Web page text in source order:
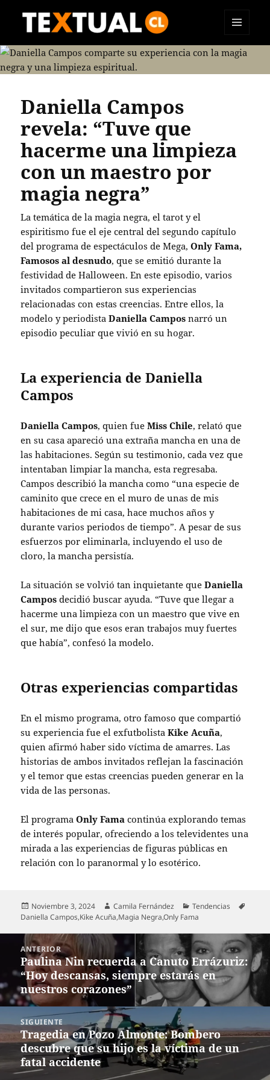
TEXTUAL
Y
WIDGETS
Daniella Campos
revela: “Tuve que
hacerme una limpieza
con un maestro por
magia negra”
La temática de la magia negra, el tarot y el
espiritismo fue el eje central del segundo capítulo
del programa de espectáculos de Mega,Only Fama,
Famosos al desnudo, que se emitió durante la
festividad de Halloween. En este episodio, varios
invitados compartieron sus experiencias
relacionadas con estas creencias. Entre ellos, la
modelo y periodistaDaniella Campos narró un
episodio peculiar que vivió en su hogar.
La experiencia de Daniella
Campos
Daniella Campos, quien fueMiss Chile, relató que
en su casa apareció una extraña mancha en una de
las habitaciones. Según su testimonio, cada vez que
intentaban limpiar la mancha, esta regresaba.
Campos describió la mancha como “una especie de
caminito que crece en el muro de unas de mis
habitaciones de mi casa, hace muchos años y
durante varios periodos de tiempo”. A pesar de sus
esfuerzos por eliminarla, incluyendo el uso de
cloro, la mancha persistía.
La situación se volvió tan inquietante queDaniella
Campos decidió buscar ayuda. “Tuve que llegar a
hacerme una limpieza con un maestro que vive en
el sur, me dijo que esos eran trabajos muy fuertes
que había”, confesó la modelo.
Otras experiencias compartidas
En el mismo programa, otro famoso que compartió
su experiencia fue el exfutbolistaKike Acuña,
quien afirmó haber sido víctima de amarres. Las
historias de ambos invitados reflejan la fascinación
y el temor que estas creencias pueden generar en la
vida de las personas.
El programaOnly Fama continúa explorando temas
de interés popular, ofreciendo a los televidentes una
mirada a las experiencias de figuras públicas en
relación con lo paranormal y lo esotérico.
Publicado
el
Noviembre 3, 2024 Autor
Camila Fernández Categorías
Tendencias
Daniella Campos,Kike Acuña,Magia Negra,Only Fama
Navegación
entradas
ANTERIOR
Entrada
anterior:
Paulina Nin recuerda a Canuto Errázuriz:
“Hoy descansas, siempre estarás en
nuestros corazones”
SIGUIENTE
Entrada
siguiente:
Tragedia en Pozo Almonte: Bombero
descubre que su hijo es la víctima de un
fatal accidente